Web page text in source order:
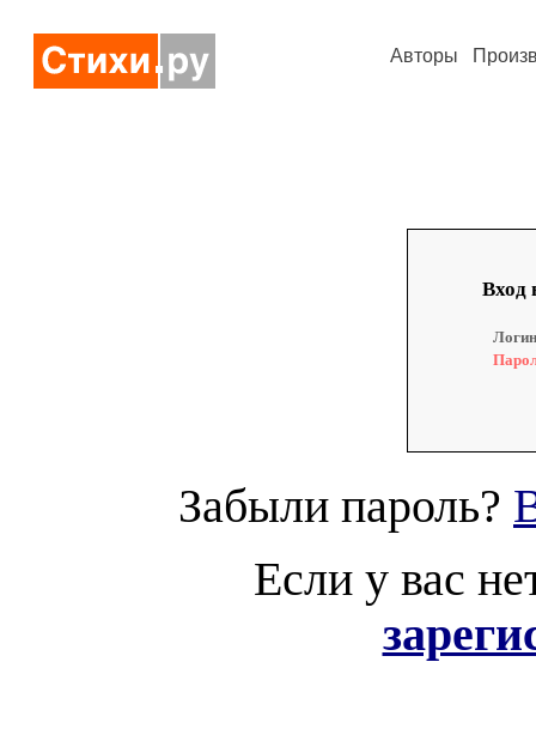
Авторы
Вход
Забыли пароль?
Если у вас